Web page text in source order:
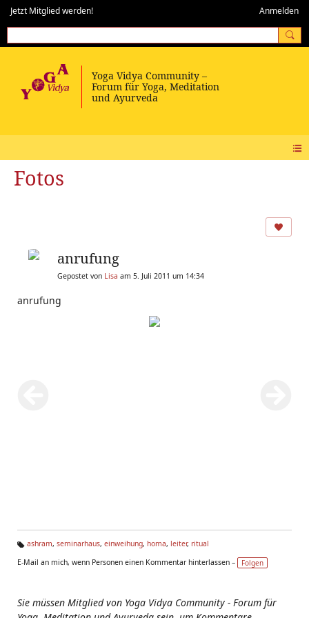
Jetzt Mitglied werden! Anmelden
Fotos
anrufung
Gepostet von Lisa am 5. Juli 2011 um 14:34
anrufung
g
ashram, seminarhaus, einweihung, homa, leiter, ritual
E-Mail an mich, wenn Personen einen Kommentar hinterlassen –
Folgen
Sie müssen Mitglied von Yoga Vidya Community - Forum für